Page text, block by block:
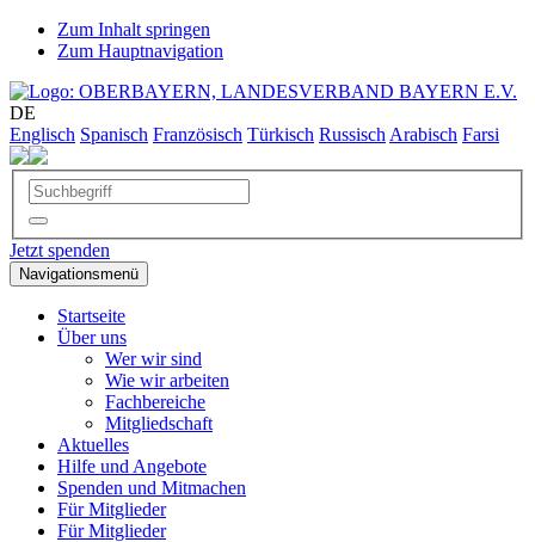
Zum Inhalt springen
Zum Hauptnavigation
DE
Englisch Spanisch Französisch Türkisch Russisch Arabisch Farsi
Jetzt spenden
Navigationsmenü
Startseite
Über uns
Wer wir sind
Wie wir arbeiten
Fachbereiche
Mitgliedschaft
Aktuelles
Hilfe und Angebote
Spenden und Mitmachen
Für Mitglieder
Für Mitglieder